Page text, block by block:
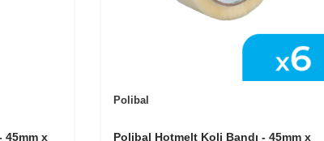
45mm x
Polibal
Polibal Hotmelt Koli Bandı - 45mm x